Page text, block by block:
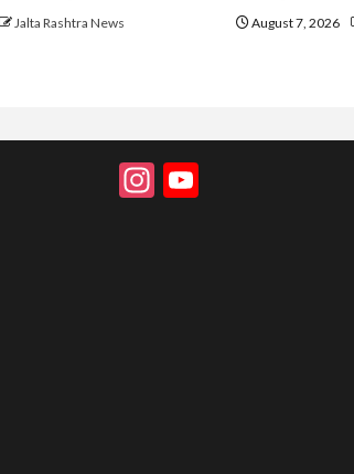
Jalta Rashtra News August 7, 2026
Instagram